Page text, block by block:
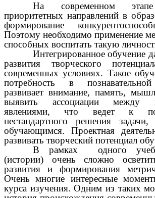
На современном
приоритетных направлений в
формирование
Поэтому необходимо применение
способных воспитать такую
Интегрированное обучение
развития творческого
современных условиях. Такое
потребность в познавательной
развивает внимание, память,
выявить ассоциации между
явлениями, что ведет к
нестандартного решения
обучающимся. Проектная
развивать творческий потенциал
В рамках одного
(истории) очень сложно
развития и формирования
Очень многие интересные
курса изучения. Одним из таких